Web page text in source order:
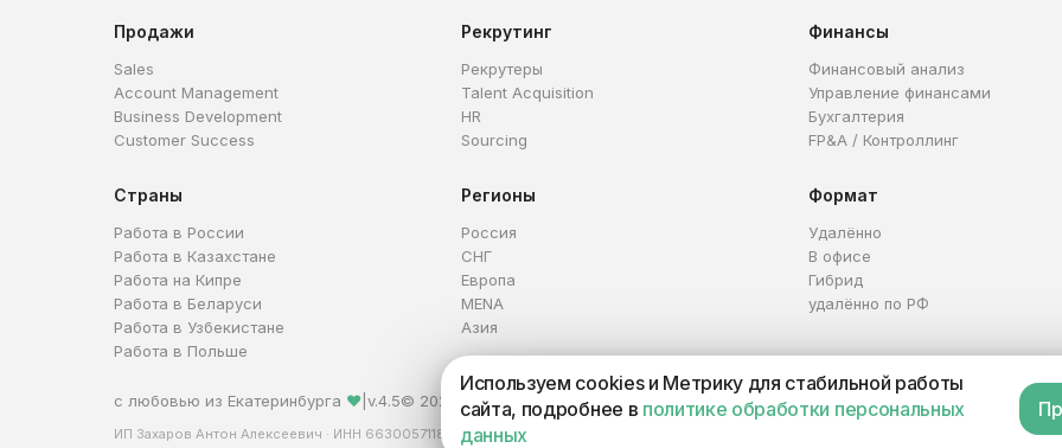
Продажи
Sales
Account Management
Business Development
Customer Success
Рекрутинг
Рекрутеры
Talent Acquisition
HR
Sourcing
Финансы
Финансовый анализ
Управление финансами
Бухгалтерия
FP&A / Контроллинг
Страны
Работа в России
Работа в Казахстане
Работа на Кипре
Работа в Беларуси
Работа в Узбекистане
Работа в Польше
Регионы
Россия
СНГ
Европа
MENA
Азия
Формат
Удалённо
В офисе
Гибрид
удалённо по РФ
с любовью из Екатеринбурга ❤ v.4.5© 2026 HireHi
ИП Захаров Антон Алексеевич · ИНН 663005711880 · ОГРНИП 321665800059102
Используем cookies и Метрику для стабильной работы
сайта, подробнее в политике обработки персональных
данных